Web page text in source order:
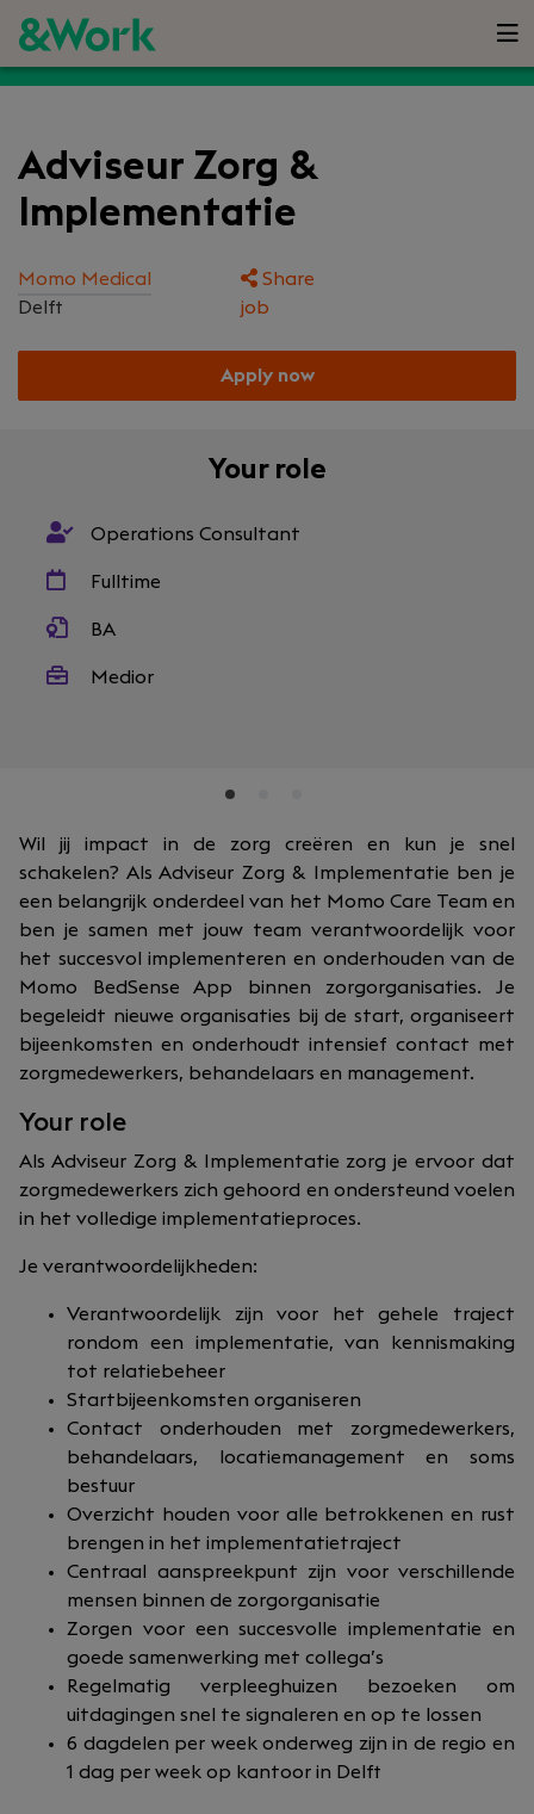
Adviseur Zorg &
Implementatie
Momo Medical
Delft
Share
job
Apply now
Your role
Operations Consultant
Fulltime
BA
Medior
Wil jij impact in de zorg creëren en kun je snel
schakelen? Als Adviseur Zorg & Implementatie ben je
een belangrijk onderdeel van het Momo Care Team en
ben je samen met jouw team verantwoordelijk voor
het succesvol implementeren en onderhouden van de
Momo BedSense App binnen zorgorganisaties. Je
begeleidt nieuwe organisaties bij de start, organiseert
bijeenkomsten en onderhoudt intensief contact met
zorgmedewerkers, behandelaars en management.
Your role
Als Adviseur Zorg & Implementatie zorg je ervoor dat
zorgmedewerkers zich gehoord en ondersteund voelen
in het volledige implementatieproces.
Je verantwoordelijkheden:
Verantwoordelijk zijn voor het gehele traject
rondom een implementatie, van kennismaking
tot relatiebeheer
Startbijeenkomsten organiseren
Contact onderhouden met zorgmedewerkers,
behandelaars, locatiemanagement en soms
bestuur
Overzicht houden voor alle betrokkenen en rust
brengen in het implementatietraject
Centraal aanspreekpunt zijn voor verschillende
mensen binnen de zorgorganisatie
Zorgen voor een succesvolle implementatie en
goede samenwerking met collega’s
Regelmatig verpleeghuizen bezoeken om
uitdagingen snel te signaleren en op te lossen
6 dagdelen per week onderweg zijn in de regio en
1 dag per week op kantoor in Delft